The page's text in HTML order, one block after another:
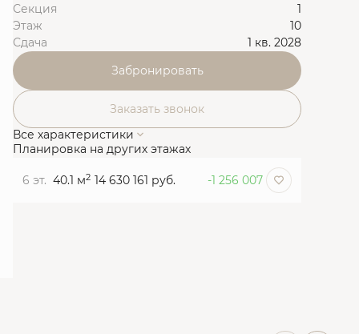
Секция
1
Этаж
10
Сдача
1 кв. 2028
Забронировать
Заказать звонок
Все характеристики
Планировка на других этажах
6 эт. 40.1 м2 14 630 161 руб. -1 256 007